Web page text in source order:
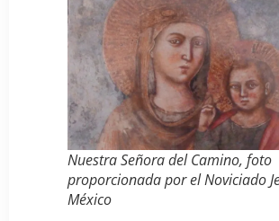
Nuestra Señora del Camino, foto
proporcionada por el Noviciado
México